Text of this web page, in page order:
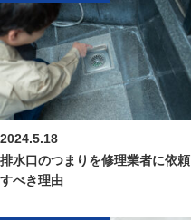
2024.5.18
排水口のつまりを修理業者に依頼
すべき理由